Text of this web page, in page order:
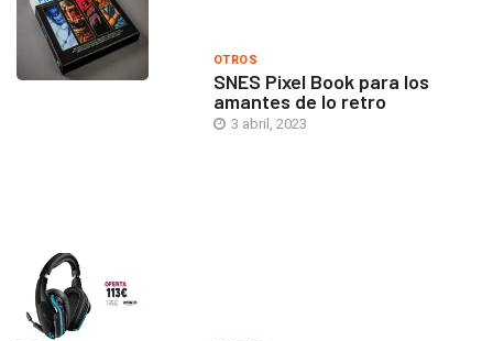
OTROS
SNES Pixel Book para los
amantes de lo retro
3 abril, 2023